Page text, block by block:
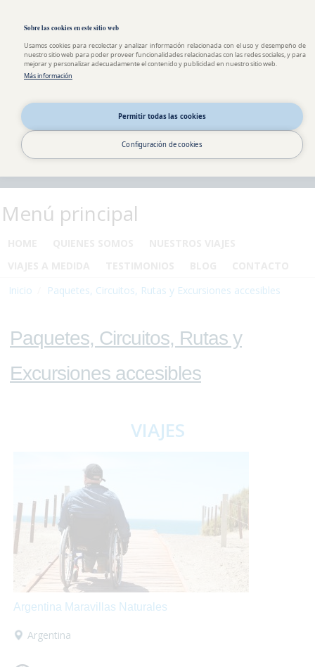
Sobre las cookies en este sitio web
Usamos cookies para recolectar y analizar información relacionada con el uso y desempeño de
nuestro sitio web para poder proveer funcionalidades relacionadas con las redes sociales, y para
mejorar y personalizar adecuadamente el contenido y publicidad en nuestro sitio web.
Más información
Permitir todas las cookies
Configuración de cookies
Menú principal
Inicio
Paquetes, Circuitos, Rutas y Excursiones accesibles
Paquetes, Circuitos, Rutas y
Excursiones accesibles
VIAJES
Argentina Maravillas Naturales
Argentina